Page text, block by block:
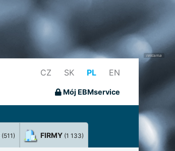
CZ SK PL EN
Mój EBMservice
(511) FIRMY (1 133)